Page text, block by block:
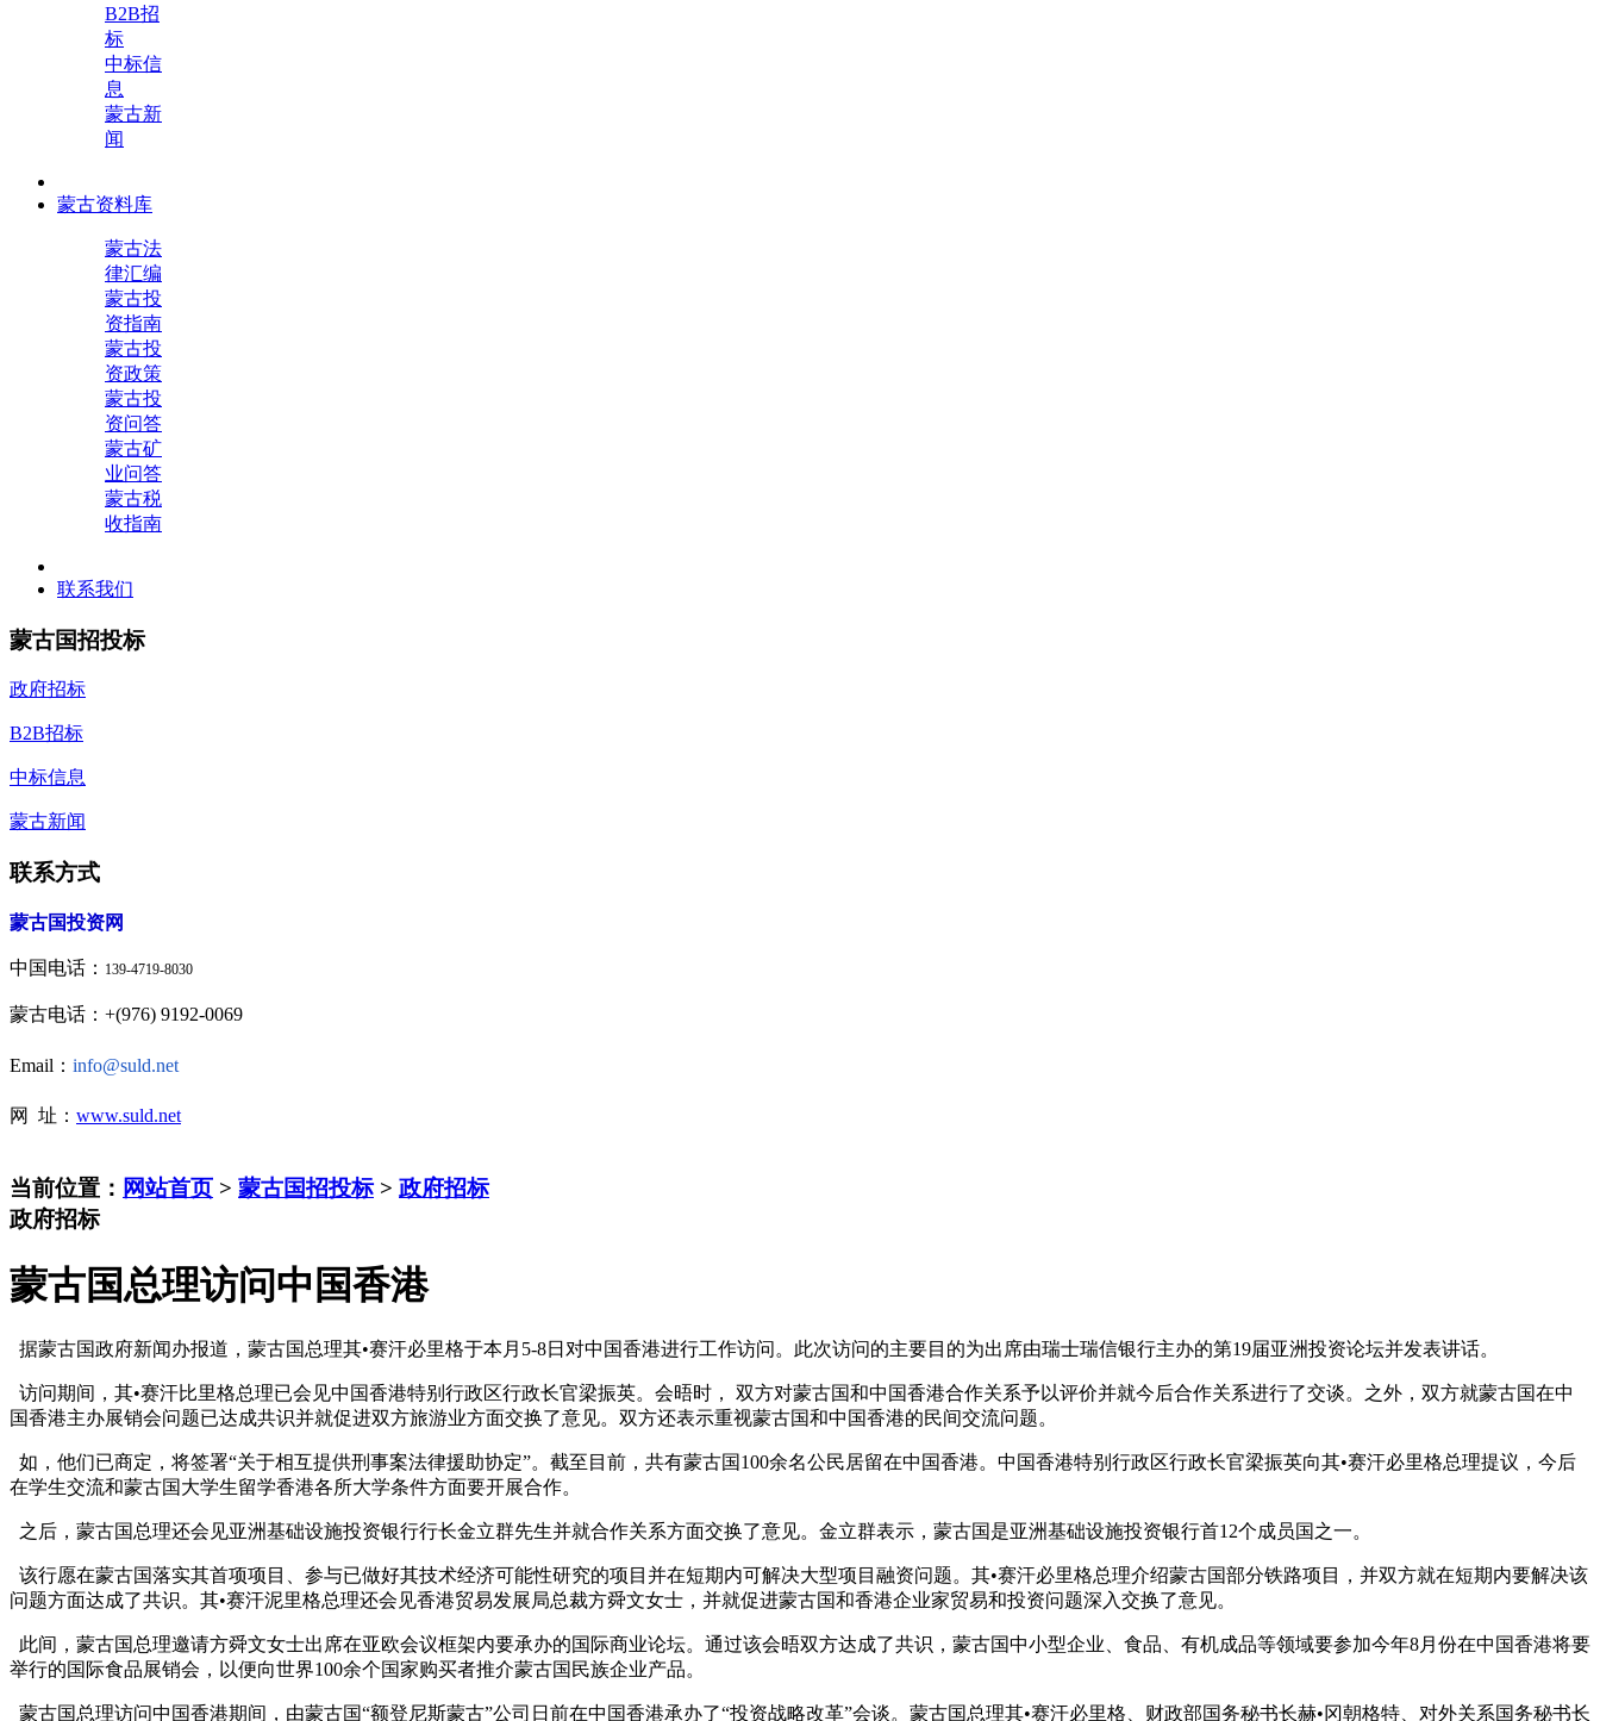
B2B招
标
中标信
息
蒙古新
闻
蒙古资料库
蒙古法
律汇编
蒙古投
资指南
蒙古投
资政策
蒙古投
资问答
蒙古矿
业问答
蒙古税
收指南
联系我们
蒙古国招投标
政府招标
B2B招标
中标信息
蒙古新闻
联系方式
蒙古国投资网
中国电话： 139-4719-8030
蒙古电话：+(976) 9192-0069
Email： info@suld.net
网 址： www.suld.net
当前位置： 网站首页 > 蒙古国招投标> 政府招标
政府招标
蒙古国总理访问中国香港
据蒙古国政府新闻办报道，蒙古国总理其•赛汗必里格于本月5-8日对中国香港进行工作访问。此次访问的主要目的为出席由瑞士瑞信银行主办的第19届亚洲投资论坛并发表讲话。
访问期间，其•赛汗比里格总理已会见中国香港特别行政区行政长官梁振英。会晤时， 双方对蒙古国和中国香港合作关系予以评价并就今后合作关系进行了交谈。之外，双方就蒙古国在中
国香港主办展销会问题已达成共识并就促进双方旅游业方面交换了意见。双方还表示重视蒙古国和中国香港的民间交流问题。
如，他们已商定，将签署“关于相互提供刑事案法律援助协定”。截至目前，共有蒙古国100余名公民居留在中国香港。中国香港特别行政区行政长官梁振英向其•赛汗必里格总理提议，今后
在学生交流和蒙古国大学生留学香港各所大学条件方面要开展合作。
之后，蒙古国总理还会见亚洲基础设施投资银行行长金立群先生并就合作关系方面交换了意见。金立群表示，蒙古国是亚洲基础设施投资银行首12个成员国之一。
该行愿在蒙古国落实其首项项目、参与已做好其技术经济可能性研究的项目并在短期内可解决大型项目融资问题。其•赛汗必里格总理介绍蒙古国部分铁路项目，并双方就在短期内要解决该
问题方面达成了共识。其•赛汗泥里格总理还会见香港贸易发展局总裁方舜文女士，并就促进蒙古国和香港企业家贸易和投资问题深入交换了意见。
此间，蒙古国总理邀请方舜文女士出席在亚欧会议框架内要承办的国际商业论坛。通过该会晤双方达成了共识，蒙古国中小型企业、食品、有机成品等领域要参加今年8月份在中国香港将要
举行的国际食品展销会，以便向世界100余个国家购买者推介蒙古国民族企业产品。
蒙古国总理访问中国香港期间，由蒙古国“额登尼斯蒙古”公司日前在中国香港承办了“投资战略改革”会谈。蒙古国总理其•赛汗必里格、财政部国务秘书长赫•冈朝格特、对外关系国务秘书长